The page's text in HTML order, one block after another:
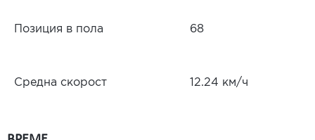
Позиция в пола 68
Средна скорост 12.24 км/ч